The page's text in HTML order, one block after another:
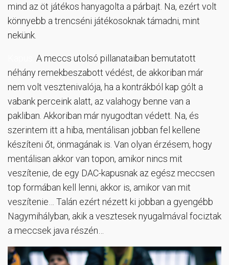
mind az öt játékos hanyagolta a párbajt. Na, ezért volt
könnyebb a trencséni játékosoknak támadni, mint
nekünk.
A meccs utolsó pillanataiban bemutatott
néhány remekbeszabott védést, de akkoriban már
nem volt vesztenivalója, ha a kontrákból kap gólt a
vabank perceink alatt, az valahogy benne van a
pakliban. Akkoriban már nyugodtan védett. Na, és
szerintem itt a hiba, mentálisan jobban fel kellene
készíteni őt, önmagának is. Van olyan érzésem, hogy
mentálisan akkor van topon, amikor nincs mit
veszítenie, de egy DAC-kapusnak az egész meccsen
top formában kell lenni, akkor is, amikor van mit
veszítenie… Talán ezért nézett ki jobban a gyengébb
Nagymihályban, akik a vesztesek nyugalmával fociztak
a meccsek java részén…